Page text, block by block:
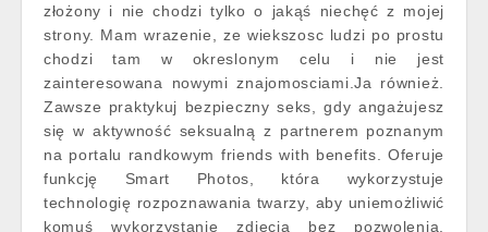
złożony i nie chodzi tylko o jakąś niechęć z mojej
strony. Mam wrazenie, ze wiekszosc ludzi po prostu
chodzi tam w okreslonym celu i nie jest
zainteresowana nowymi znajomosciami.Ja również.
Zawsze praktykuj bezpieczny seks, gdy angażujesz
się w aktywność seksualną z partnerem poznanym
na portalu randkowym friends with benefits. Oferuje
funkcję Smart Photos, która wykorzystuje
technologię rozpoznawania twarzy, aby uniemożliwić
komuś wykorzystanie zdjęcia bez pozwolenia.